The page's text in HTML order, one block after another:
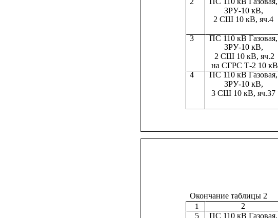
ЗРУ-10 кВ,
2 СШ 10 кВ, яч.4
3
ПС 110 кВ Газовая,
ЗРУ-10 кВ,
2 СШ 10 кВ, яч.2
на СГРС Т-2 10 кВ
4
ПС 110 кВ Газовая,
ЗРУ-10 кВ,
3 СШ 10 кВ, яч.37
Окончание таблицы 2
1
2
5
ПС 110 кВ Газовая,